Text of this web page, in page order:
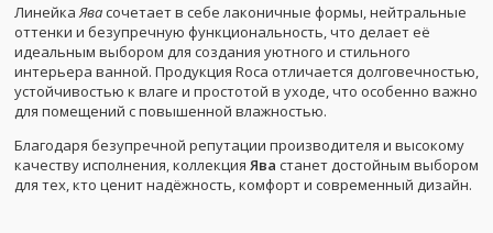
ЛинейкаЯвасочетает в себе лаконичные формы, нейтральные
оттенки и безупречную функциональность, что делает её
идеальным выбором для создания уютного и стильного
интерьера ванной. Продукция Roca отличается долговечностью,
устойчивостью к влаге и простотой в уходе, что особенно важно
для помещений с повышенной влажностью.
Благодаря безупречной репутации производителя и высокому
качеству исполнения, коллекция Ява станет достойным выбором
для тех, кто ценит надёжность, комфорт и современный дизайн.